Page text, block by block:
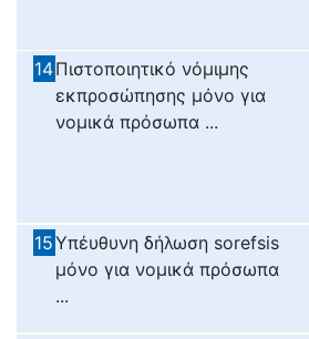
14Πιστοποιητικό νόμιμης
εκπροσώπησης μόνο για
νομικά πρόσωπα ...
15Υπέυθυνη δήλωση sorefsis
μόνο για νομικά πρόσωπα
...